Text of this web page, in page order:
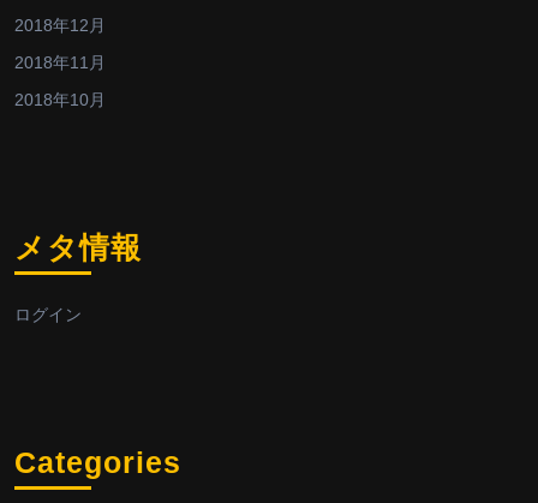
2018年12月
2018年11月
2018年10月
メタ情報
ログイン
Categories